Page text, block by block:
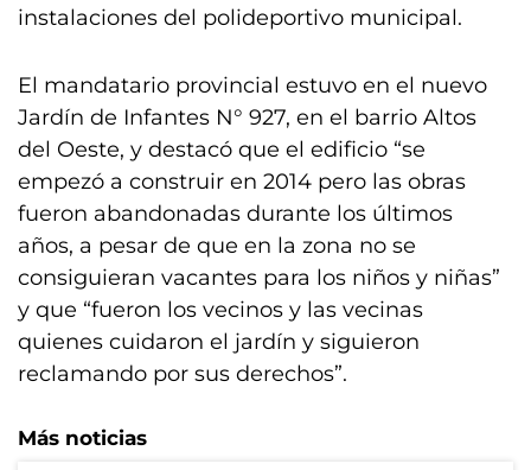
instalaciones del polideportivo municipal.
El mandatario provincial estuvo en el nuevo
Jardín de Infantes N° 927, en el barrio Altos
del Oeste, y destacó que el edificio “se
empezó a construir en 2014 pero las obras
fueron abandonadas durante los últimos
años, a pesar de que en la zona no se
consiguieran vacantes para los niños y niñas”
y que “fueron los vecinos y las vecinas
quienes cuidaron el jardín y siguieron
reclamando por sus derechos”.
Más noticias